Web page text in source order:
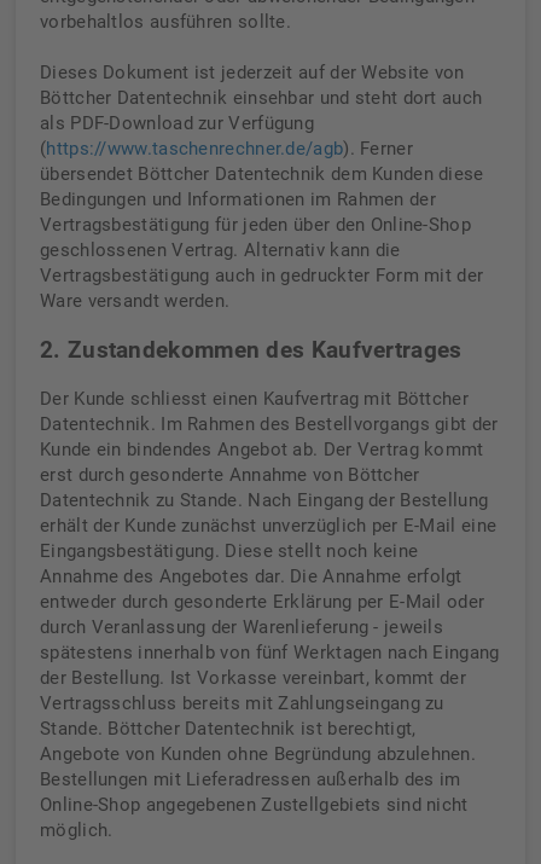
vorbehaltlos ausführen sollte.
Dieses Dokument ist jederzeit auf der Website von
Böttcher Datentechnik einsehbar und steht dort auch
als PDF-Download zur Verfügung
(https://www.taschenrechner.de/agb). Ferner
übersendet Böttcher Datentechnik dem Kunden diese
Bedingungen und Informationen im Rahmen der
Vertragsbestätigung für jeden über den Online-Shop
geschlossenen Vertrag. Alternativ kann die
Vertragsbestätigung auch in gedruckter Form mit der
Ware versandt werden.
2. Zustandekommen des Kaufvertrages
Der Kunde schliesst einen Kaufvertrag mit Böttcher
Datentechnik. Im Rahmen des Bestellvorgangs gibt der
Kunde ein bindendes Angebot ab. Der Vertrag kommt
erst durch gesonderte Annahme von Böttcher
Datentechnik zu Stande. Nach Eingang der Bestellung
erhält der Kunde zunächst unverzüglich per E-Mail eine
Eingangsbestätigung. Diese stellt noch keine
Annahme des Angebotes dar. Die Annahme erfolgt
entweder durch gesonderte Erklärung per E-Mail oder
durch Veranlassung der Warenlieferung - jeweils
spätestens innerhalb von fünf Werktagen nach Eingang
der Bestellung. Ist Vorkasse vereinbart, kommt der
Vertragsschluss bereits mit Zahlungseingang zu
Stande. Böttcher Datentechnik ist berechtigt,
Angebote von Kunden ohne Begründung abzulehnen.
Bestellungen mit Lieferadressen außerhalb des im
Online-Shop angegebenen Zustellgebiets sind nicht
möglich.